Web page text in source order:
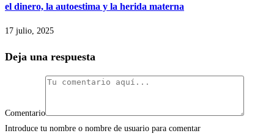
el dinero, la autoestima y la herida materna
17 julio, 2025
Deja una respuesta
Comentario
Introduce tu nombre o nombre de usuario para comentar